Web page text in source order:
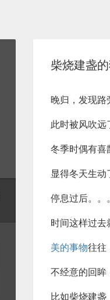
柴烧建盏
晚归，发现路
此时被风吹远
冬季时偶有喜
显得冬天生动
停息过后。。
时间这样过去
美的事物往往
不经意的回眸
比如柴烧建盏